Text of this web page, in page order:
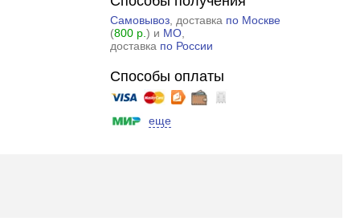
Самовывоз, доставка по Москве
(800 р. ) и МО,
доставка по России
Способы оплаты
еще